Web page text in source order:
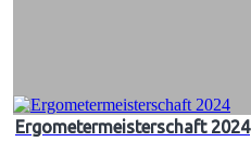
Ergometermeisterschaft 2024